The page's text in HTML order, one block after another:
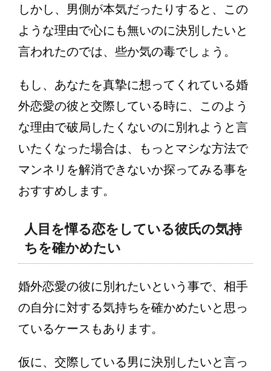
しかし、男側が本気だったりすると、この
ような理由で心にも無いのに決別したいと
言われたのでは、些か気の毒でしょう。
もし、あなたを真摯に想ってくれている婚
外恋愛の彼と交際している時に、このよう
な理由で破局したくないのに別れようと言
いたくなった場合は、もっとマシな方法で
マンネリを解消できないか探ってみる事を
おすすめします。
人目を憚る恋をしている彼氏の気持
ちを確かめたい
婚外恋愛の彼に別れたいという事で、相手
の自分に対する気持ちを確かめたいと思っ
ているケースもあります。
仮に、交際している男に決別したいと言っ